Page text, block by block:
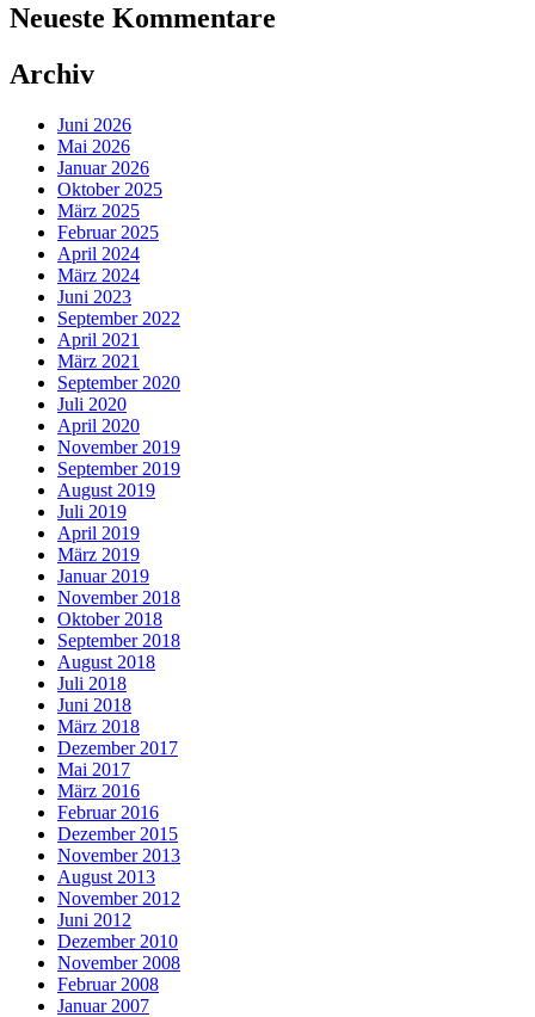
Neueste Kommentare
Archiv
Juni 2026
Mai 2026
Januar 2026
Oktober 2025
März 2025
Februar 2025
April 2024
März 2024
Juni 2023
September 2022
April 2021
März 2021
September 2020
Juli 2020
April 2020
November 2019
September 2019
August 2019
Juli 2019
April 2019
März 2019
Januar 2019
November 2018
Oktober 2018
September 2018
August 2018
Juli 2018
Juni 2018
März 2018
Dezember 2017
Mai 2017
März 2016
Februar 2016
Dezember 2015
November 2013
August 2013
November 2012
Juni 2012
Dezember 2010
November 2008
Februar 2008
Januar 2007